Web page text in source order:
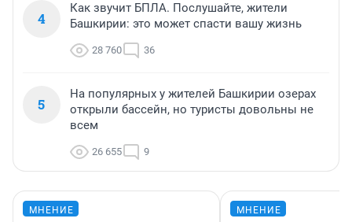
4
Как звучит БПЛА. Послушайте, жители
Башкирии: это может спасти вашу жизнь
28 760 36
5
На популярных у жителей Башкирии озерах
открыли бассейн, но туристы довольны не
всем
26 655 9
МНЕНИЕ МНЕНИЕ